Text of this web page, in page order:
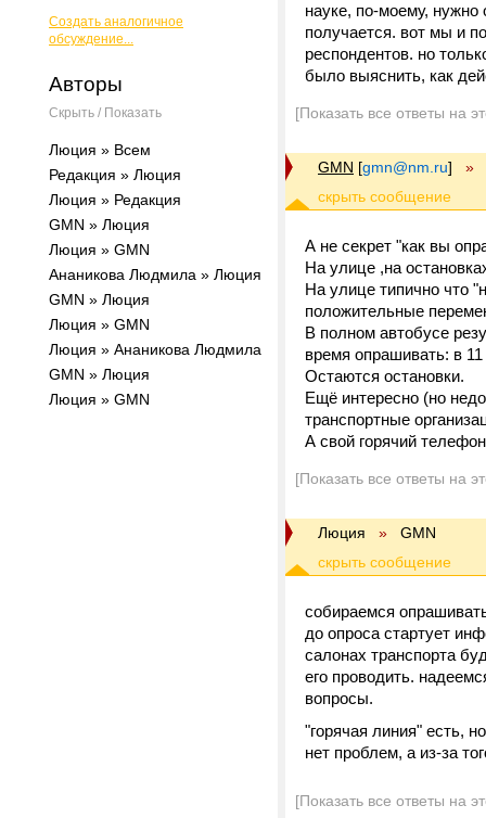
Создать аналогичное
обсуждение...
Авторы
Скрыть / Показать
Люция » Всем
Редакция » Люция
Люция » Редакция
GMN » Люция
Люция » GMN
Ананикова Людмила » Люция
GMN » Люция
Люция » GMN
Люция » Ананикова Людмила
GMN » Люция
Люция » GMN
науке, по-моему, нужно
получается. вот мы и
респондентов. но
было выяснить, как
[Показать все ответы на
GMN [gmn@nm.ru] »
А не секрет "как вы
На улице ,на
На улице типично что
положительные
В полном автобусе
время опрашивать: в
Остаются остановки.
Ещё интересно (но
транспортные
А свой горячий
[Показать все ответы на
Люция » GMN
собираемся
до опроса стартует
салонах транспорта
его проводить.
вопросы.
"горячая линия" есть,
нет проблем, а из-за
[Показать все ответы на